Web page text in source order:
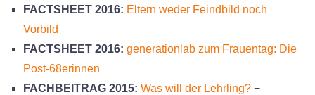
FACTSHEET 2016: Eltern weder Feindbild noch
Vorbild
FACTSHEET 2016: generationlab zum Frauentag: Die
Post-68erinnen
FACHBEITRAG 2015: Was will der Lehrling?−